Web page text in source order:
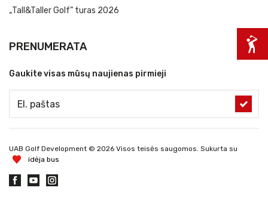
„Tall&Taller Golf” turas 2026
PRENUMERATA
Gaukite visas mūsų naujienas pirmieji
UAB Golf Development © 2026 Visos teisės saugomos. Sukurta su
idėja bus